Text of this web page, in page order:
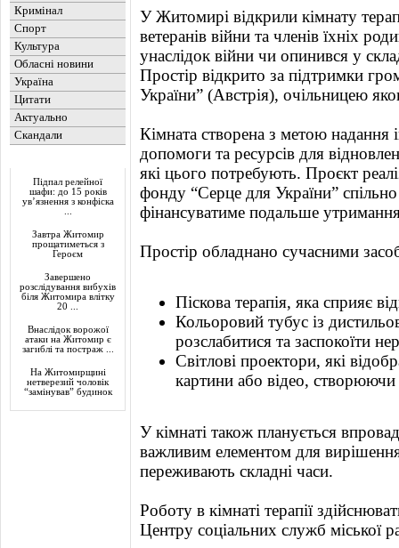
Кримінал
Спорт
Культура
Обласні новини
Україна
Цитати
Актуально
Скандали
Підпал релейної
шафи: до 15 років
ув’язнення з конфіска
Завтра Житомир
прощатиметься з
Героєм
Завершено
розслідування вибухів
біля Житомира влітку
20 ...
Внаслідок ворожої
атаки на Житомир є
загиблі та постраж ...
На Житомирщині
нетверезий чоловік
“замінував” будинок
У Житомирі відкрили кімнату
ветеранів війни та членів їхніх
унаслідок війни чи опинився у
Простір відкрито за підтримки
України” (Австрія), очільницею
Кімната створена з метою надання
допомоги та ресурсів для
які цього потребують. Проєкт
фонду “Серце для України”
фінансуватиме подальше
Простір обладнано сучасними
Піскова терапія, яка сприяє
Кольоровий тубус із
розслабитися та заспокоїти
Світлові проектори, які
картини або відео,
У кімнаті також планується
важливим елементом для вирішення
переживають складні часи.
Роботу в кімнаті терапії
Центру соціальних служб міської